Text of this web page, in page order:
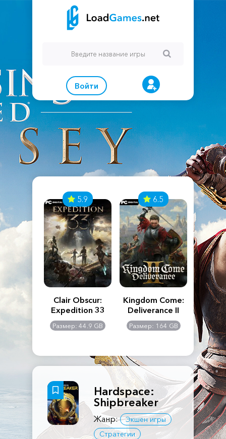
Войти
Creed
5.9
Clair Obscur:
Expedition 33
Размер: 44.9 GB
6.5
Kingdom Come:
Deliverance II
Размер: 164 GB
The
Hardspace:
Shipbreaker
Жанр:
Экшен игры
Стратегии